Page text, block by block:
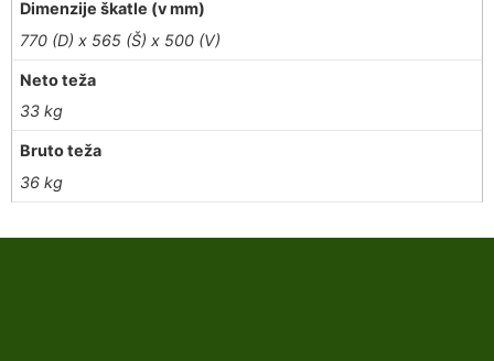
Dimenzije škatle (v mm)
770 (D) x 565 (Š) x 500 (V)
Neto teža
33 kg
Bruto teža
36 kg